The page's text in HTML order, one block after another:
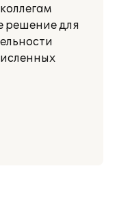
решение для